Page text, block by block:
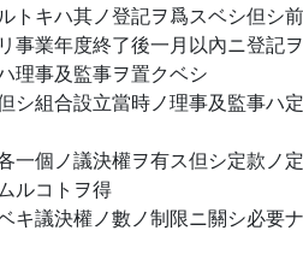
トキハ其ノ登記ヲ爲スベシ但シ
事業年度終了後一月以內ニ登記
理事及監事ヲ置クベシ
シ組合設立當時ノ理事及監事ハ
一個ノ議決權ヲ有ス但シ定款ノ
ルコトヲ得
キ議決權ノ數ノ制限ニ關シ必要